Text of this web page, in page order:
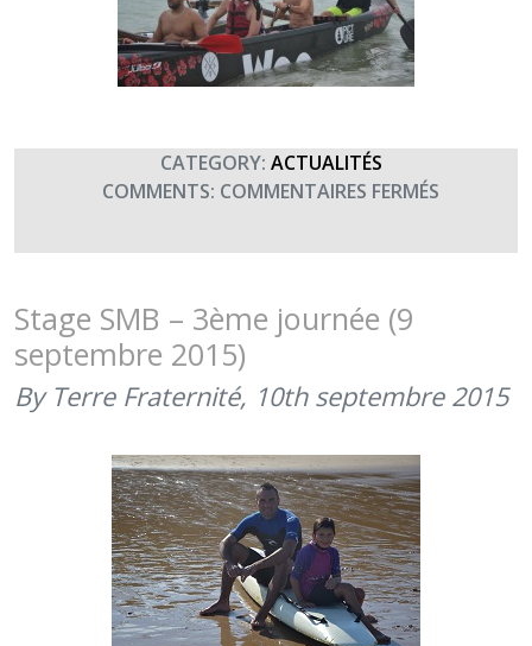
CATEGORY: ACTUALITÉS
COMMENTS: COMMENTAIRES FERMÉS
SMB
Stage SMB – 3ème journée (9
septembre 2015)
By Terre Fraternité, 10th septembre 2015